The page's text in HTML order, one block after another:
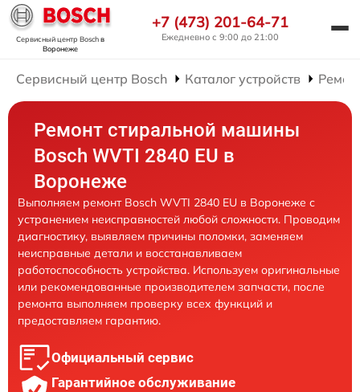
Сервисный центр Boschв
Воронеже
+7 (473) 201-64-71
Ежедневно с 9:00 до 21:00
Сервисный центр Bosch Каталог устройств
Ремонт стиральной машины
Bosch WVTI 2840 EU в
Воронеже
Выполняем ремонт Bosch WVTI 2840 EU в Воронеже с
устранением неисправностей любой сложности. Проводим
диагностику, выявляем причины поломки, заменяем
неисправные детали и восстанавливаем
работоспособность устройства. Используем оригинальные
или рекомендованные производителем запчасти, после
ремонта выполняем проверку всех функций и
предоставляем гарантию.
Официальный сервис
Гарантийное обслуживание